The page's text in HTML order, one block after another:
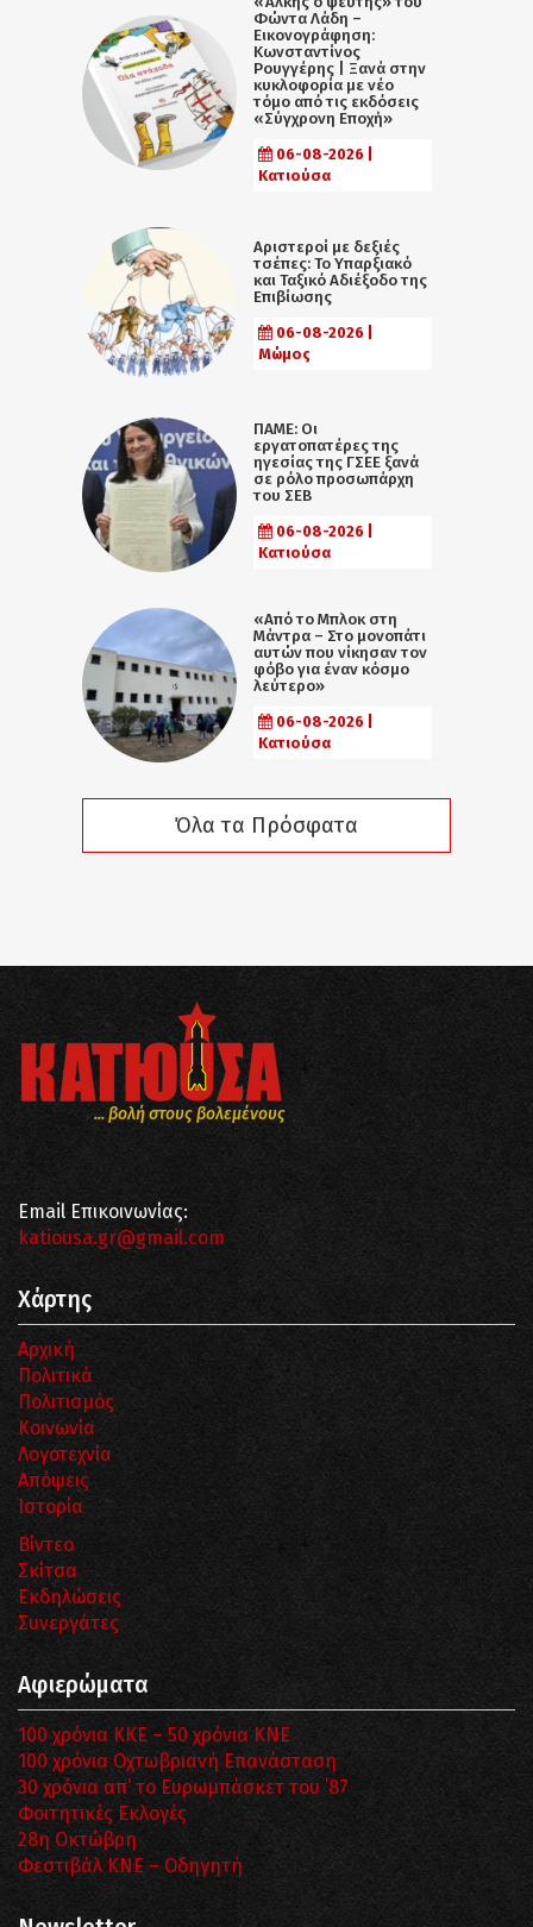
Φώντα Λάδη –
Εικονογράφηση:
Κωνσταντίνος
Ρουγγέρης | Ξανά στην
κυκλοφορία με νέο
τόμο από τις εκδόσεις
«Σύγχρονη Εποχή»
06-08-2026 |
Κατιούσα
Αριστεροί με δεξιές
τσέπες: Το Υπαρξιακό
και Ταξικό Αδιέξοδο της
Επιβίωσης
06-08-2026 |
Μώμος
ΠΑΜΕ: Οι
εργατοπατέρες της
ηγεσίας της ΓΣΕΕ ξανά
σε ρόλο προσωπάρχη
του ΣΕΒ
06-08-2026 |
Κατιούσα
«Από το Μπλοκ στη
Μάντρα – Στο μονοπάτι
αυτών που νίκησαν τον
φόβο για έναν κόσμο
λεύτερο»
06-08-2026 |
Κατιούσα
Όλα τα Πρόσφατα
... βολή στους βολεμένους
Email Επικοινωνίας:
katiousa.gr@gmail.com
Χάρτης
Αρχική
Πολιτικά
Πολιτισμός
Κοινωνία
Λογοτεχνία
Απόψεις
Ιστορία
Βίντεο
Σκίτσα
Εκδηλώσεις
Συνεργάτες
Αφιερώματα
100 χρόνια ΚΚΕ – 50 χρόνια ΚΝΕ
100 χρόνια Οχτωβριανή Επανάσταση
30 χρόνια απ’ το Ευρωμπάσκετ του ΄87
Φοιτητικές Εκλογές
28η Οκτώβρη
Φεστιβάλ ΚΝΕ – Οδηγητή